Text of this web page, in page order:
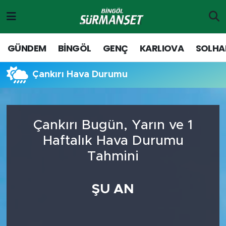
GÜNDEM BİNGÖL GENÇ KARLIOVA
Çankırı Hava Durumu
Çankırı Bugün, Yarın ve 1
Haftalık Hava Durumu
Tahmini
ŞU AN
Genç
Solhan
Adaklı-Kiğı
MD Prestij Dergisi
Merkez Hava Durumu
Merkez Trafik Yoğunluk Haritası
Tüm Manşetler